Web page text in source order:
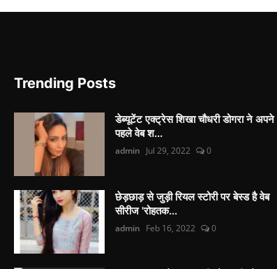
Trending Posts
डेब्यूटेंट एक्ट्रेस शिखा चौधरी डोगरा ने अपने
पहले वेब श...
admin Jul 29, 2022 0
छेड़छाड़ से जुड़ी रियल स्टोरी पर बेस्ड है वेब
सीरीज 'रोहतक...
admin Feb 16, 2022 0